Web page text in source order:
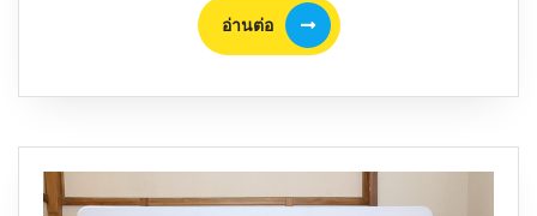
มัลดีฟ
มุม
ถ่าย
อ่านต่อ
อ่าน
ต่อ